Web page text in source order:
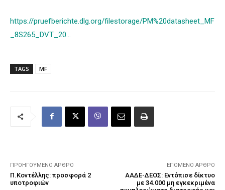
https://pruefberichte.dlg.org/filestorage/PM%20datasheet_MF
_8S265_DVT_20…
TAGS MF
ΠΡΟΗΓΟΎΜΕΝΟ ΆΡΘΡΟ
Π.Κοντέλλης: προσφορά 2
υποτροφιών
ΕΠΌΜΕΝΟ ΆΡΘΡΟ
ΑΑΔΕ-ΔΕΟΣ: Εντόπισε δίκτυο
με 34.000 μη εγκεκριμένα